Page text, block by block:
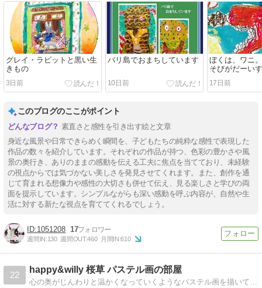
グレイ・ラビットと黒い生
きもの
3日前
バリ島でおまちしています
10日前
ぼくは、ワニ
そびがだーい
17日前
このブログのここがポイント
素直さと感性を引き出す絵と文章
身近な風景や日常できらめく瞬間を、子どもたちの純粋な感性で表現した
作品の数々を紹介しています。それぞれの作品が持つ、色彩の豊かさや風
景の奥行き、ありのままの感動を伝える工夫に焦点を当てており、未経験
の視点からでは気づかない美しさを発見させてくれます。また、創作を通
じて育まれる想像力や感性の大切さも併せて伝え、見る楽しさと学びの両
面を提示しています。シンプルながらも深い感動を呼ぶ内容が、自然や生
活に対する新たな視点を育ててくれるでしょう。
1051208 17
週間IN:130 週間OUT:460 月間IN:610
22
happy&willy 桜草 パステル画の部屋
心の奥がじんわりと温かくなっていくようなパステル画を描いています。ペット似顔絵、笑顔になるパステルアート教室、ちょっとリアルな動物アート教室をご紹介します。